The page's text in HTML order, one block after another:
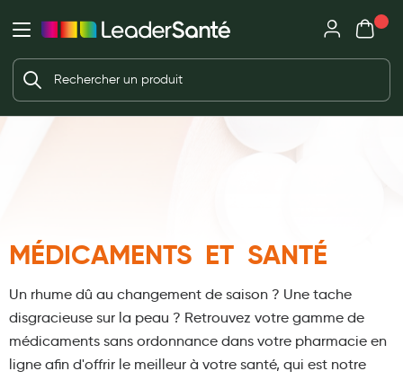
Ma Pharmacie LeaderSanté
Ouvrir l'application
Ouvrir
Mon
Votre panier est vide
Beauté et soin
Hygiène intime
Soins des pieds
Dentifrices et bains de bouche
MÉDICAMENTS ET SANTÉ
Un rhume dû au changement de saison ? Une tache
disgracieuse sur la peau ? Retrouvez votre gamme de
médicaments sans ordonnance dans votre pharmacie en
ligne afin d'offrir le meilleur à votre santé, qui est notre